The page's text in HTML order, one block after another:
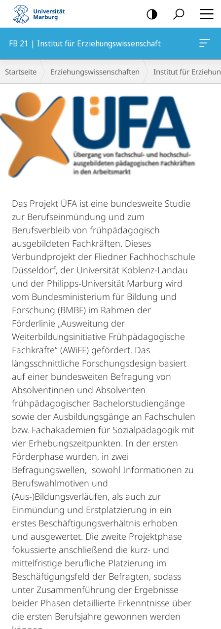
Mobile-
Navigation
FB 21 | Institut für Erziehungswissenschaft
Breadcrumb-
Navigation
Startseite Erziehungswissenschaften Institut für
Hauptinhalt
Das Projekt ÜFA ist eine bundesweite Studie
zur Berufseinmündung und zum
Berufsverbleib von frühpädagogisch
ausgebildeten Fachkräften. Dieses
Verbundprojekt der Fliedner Fachhochschule
Düsseldorf, der Universität Koblenz-Landau
und der Philipps-Universität Marburg wird
vom Bundesministerium für Bildung und
Forschung (BMBF) im Rahmen der
Förderlinie „Ausweitung der
Weiterbildungsinitiative Frühpädagogische
Fachkräfte“ (AWiFF) gefördert. Das
längsschnittliche Forschungsdesign basiert
auf einer bundesweiten Befragung von
Absolventinnen und Absolventen
frühpädagogischer Bachelorstudiengänge
sowie der Ausbildungsgänge an Fachschulen
bzw. Fachakademien für Sozialpädagogik mit
vier Erhebungszeitpunkten. In der ersten
Förderphase wurden, in zwei
Befragungswellen, sowohl Informationen zu
Berufswahlmotiven und
(Aus-)Bildungsverläufen, als auch zur
Einmündung und Erstplatzierung in ein
erstes Beschäftigungsverhältnis erhoben
und ausgewertet. Die zweite Projektphase
fokussierte anschließend die kurz- und
mittelfristige berufliche Platzierung im
Beschäftigungsfeld der Befragten, sodass
unter Zusammenführung der Ergebnisse
beider Phasen detaillierte Erkenntnisse über
die ersten Berufsjahre gewonnen werden